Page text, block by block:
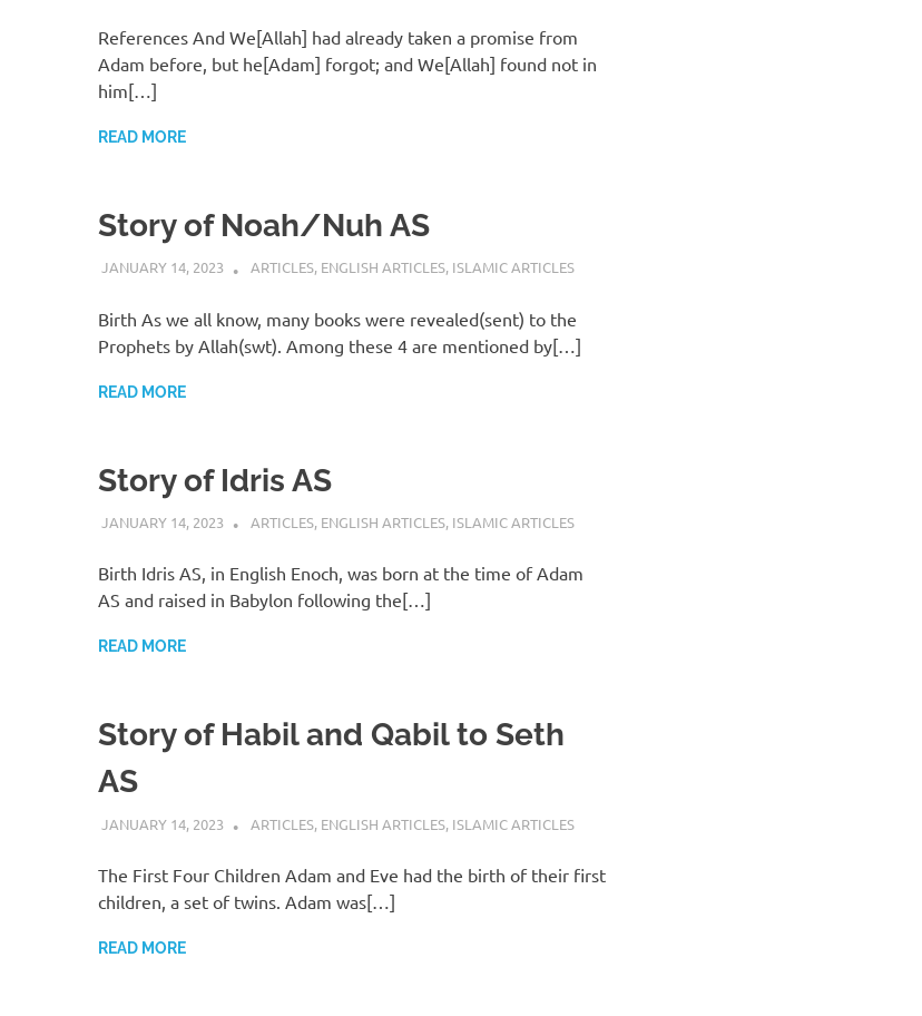
References And We[Allah] had already taken a promise from
Adam before, but he[Adam] forgot; and We[Allah] found not in
him[…]
READ MORE
Story of Noah/Nuh AS
JANUARY 14, 2023 REZWAN MAHBUB
ARTICLES, ENGLISH ARTICLES, ISLAMIC ARTICLES
Birth As we all know, many books were revealed(sent) to the
Prophets by Allah(swt). Among these 4 are mentioned by[…]
READ MORE
Story of Idris AS
JANUARY 14, 2023 REZWAN MAHBUB
ARTICLES, ENGLISH ARTICLES, ISLAMIC ARTICLES
Birth Idris AS, in English Enoch, was born at the time of Adam
AS and raised in Babylon following the[…]
READ MORE
Story of Habil and Qabil to Seth
AS
JANUARY 14, 2023 REZWAN MAHBUB
ARTICLES, ENGLISH ARTICLES, ISLAMIC ARTICLES
The First Four Children Adam and Eve had the birth of their first
children, a set of twins. Adam was[…]
READ MORE